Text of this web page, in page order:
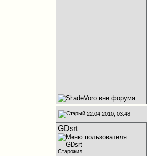
22.04.2010, 03:48
GDsrt
Старожил